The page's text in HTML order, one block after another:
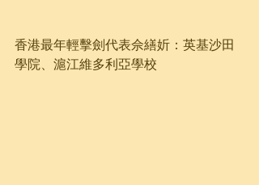
香港最年輕擊劍代表佘繕妡：英基沙田
學院、滬江維多利亞學校